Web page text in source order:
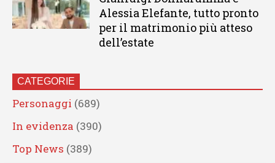
Alessia Elefante, tutto pronto
per il matrimonio più atteso
dell’estate
CATEGORIE
Personaggi (689)
In evidenza (390)
Top News (389)